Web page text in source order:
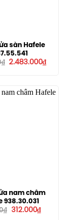
sàn Hafele
₫
Giá
2.483.000₫Giá
nam châm
938.30.031
₫
Giá
312.000₫Giá